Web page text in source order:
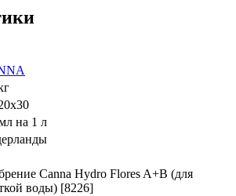
на 1 л
Canna Hydro Flores A+B (для
воды) [8226]